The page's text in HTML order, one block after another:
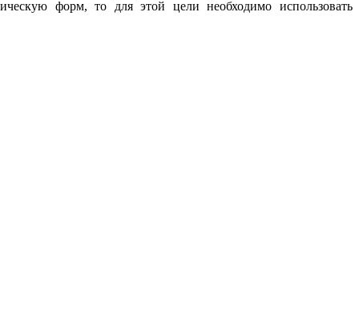
форм, то для этой цели необходимо использовать